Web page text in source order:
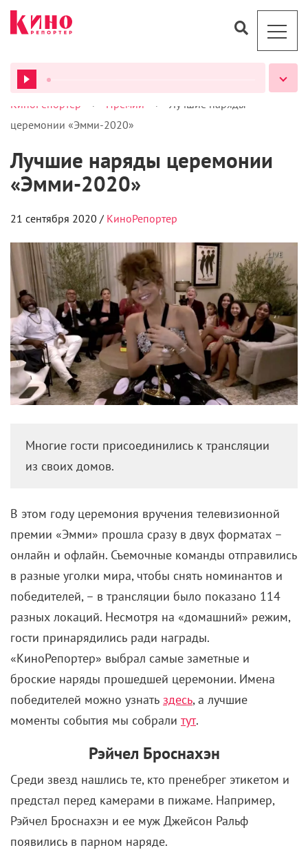
ВСЕ ПОДКАСТЫ
КиноРепортер > Премии >
Лучшие наряды
церемонии «Эмми-2020»
Лучшие наряды церемонии
«Эмми-2020»
21 сентября 2020 / КиноРепортер
Многие гости присоединились к трансляции
из своих домов.
В этом году церемония вручения телевизионной
премии «Эмми» прошла сразу в двух форматах –
онлайн и офлайн. Съемочные команды отправились
в разные уголки мира, чтобы снять номинантов и
победителей, – в трансляции было показано 114
разных локаций. Несмотря на «домашний» режим,
гости принарядились ради награды.
«КиноРепортер» выбрал самые заметные и
броские наряды прошедшей церемонии. Имена
победителей можно узнать здесь, а лучшие
моменты события мы собрали тут.
Рэйчел Броснахэн
Среди звезд нашлись те, кто пренебрег этикетом и
предстал перед камерами в пижаме. Например,
Рэйчел Броснахэн и ее муж Джейсон Ральф
появились в парном наряде.